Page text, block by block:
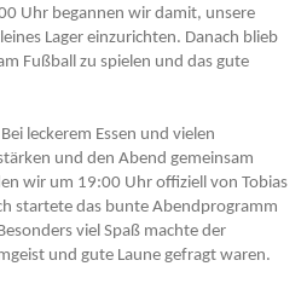
Uhr begannen wir damit, unsere
Lager einzurichten. Danach blieb
Fußball zu spielen und das gute
leckerem Essen und vielen
und den Abend gemeinsam
wir um 19:00 Uhr offiziell von Tobias
startete das bunte Abendprogramm
viel Spaß machte der
und gute Laune gefragt waren.